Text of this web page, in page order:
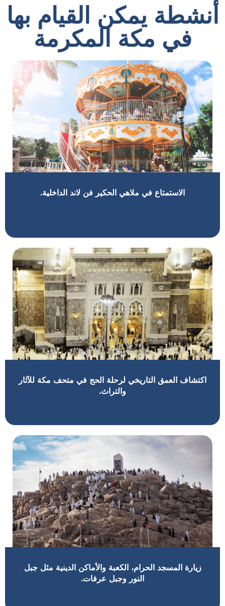
أنشطة يمكن القيام بها
في مكة المكرمة
الاستمتاع في ملاهي الحكير فن لاند الداخلية.
اكتشاف العمق التاريخي لرحلة الحج في متحف مكة للآثار
والتراث.
زيارة المسجد الحرام، الكعبة والأماكن الدينية مثل جبل
النور وجبل عرفات.